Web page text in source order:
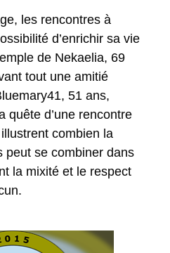
les rencontres à
d’enrichir sa vie
de Nekaelia, 69
tout une amitié
51 ans,
quête d’une rencontre
combien la
peut se combiner dans
la mixité et le respect